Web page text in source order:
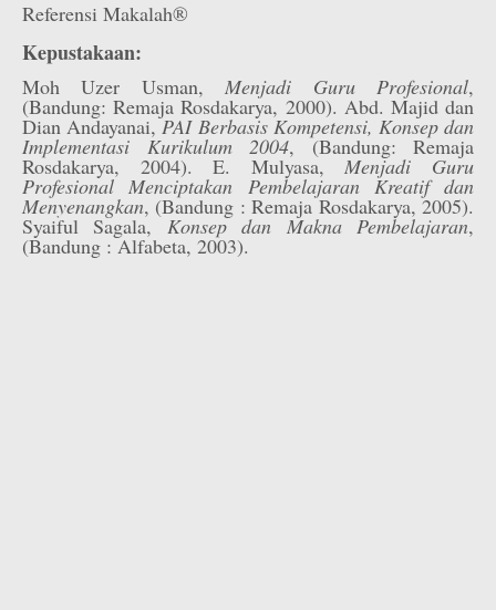
Referensi Makalah®
Kepustakaan:
Moh Uzer Usman,Menjadi Guru Profesional,
(Bandung: Remaja Rosdakarya, 2000). Abd. Majid dan
Dian Andayanai,PAI Berbasis Kompetensi, Konsep dan
Implementasi Kurikulum 2004, (Bandung: Remaja
Rosdakarya, 2004). E. Mulyasa,Menjadi Guru
Profesional Menciptakan Pembelajaran Kreatif dan
Menyenangkan, (Bandung : Remaja Rosdakarya, 2005).
Syaiful Sagala, Konsep dan Makna Pembelajaran,
(Bandung : Alfabeta, 2003).